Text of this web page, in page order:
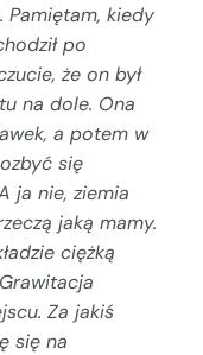
Pamiętam, kiedy
po
że on był
na dole. Ona
a potem w
się
ja nie, ziemia
jaką mamy.
ciężką
Grawitacja
Za jakiś
się na